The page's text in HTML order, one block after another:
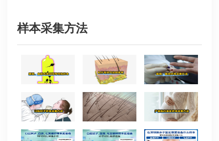
样本采集方法